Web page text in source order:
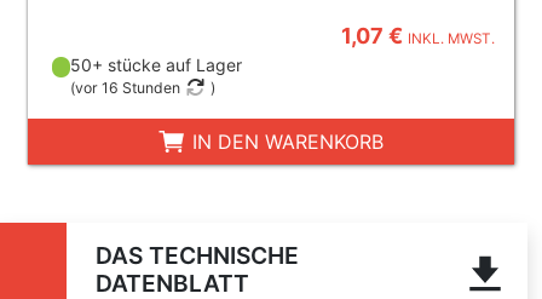
1,07 € INKL. MWST.
50+ stücke auf Lager
(vor 16 Stunden )
IN DEN WARENKORB
DAS TECHNISCHE
DATENBLATT